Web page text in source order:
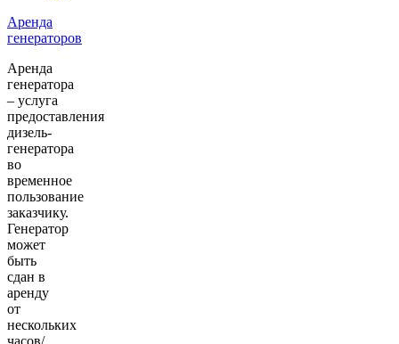
Аренда
генераторов
Аренда
генератора
– услуга
предоставления
дизель-
генератора
во
временное
пользование
заказчику.
Генератор
может
быть
сдан в
аренду
от
нескольких
часов/